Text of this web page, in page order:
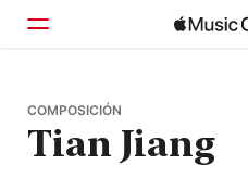
Inicio
Explorar
COMPOSICIÓN
Tian Jiang